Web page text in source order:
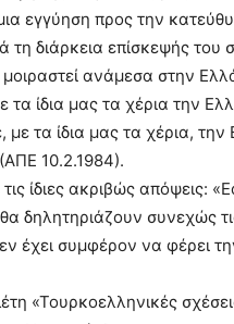
εγγύηση προς την
διάρκεια επίσκεψής του
ανάμεσα στην
ίδια μας τα χέρια την
τα ίδια μας τα χέρια,
10.2.1984).
ίδιες ακριβώς απόψεις:
δηλητηριάζουν συνεχώς
έχει συμφέρον να φέρει
«Τουρκοελληνικές